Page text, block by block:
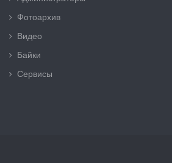
Фотоархив
Видео
Байки
Сервисы